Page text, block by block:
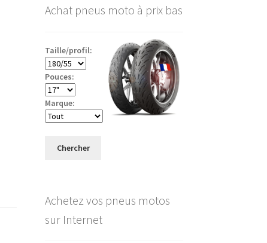
Achat pneus moto à prix bas
Taille/profil:
Pouces:
Marque:
Chercher
Achetez vos pneus motos
sur Internet